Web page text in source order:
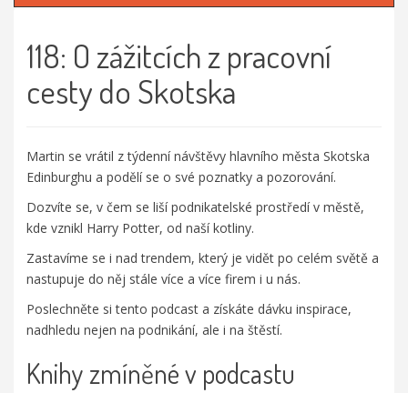
118: O zážitcích z pracovní
cesty do Skotska
Martin se vrátil z týdenní návštěvy hlavního města Skotska
Edinburghu a podělí se o své poznatky a pozorování.
Dozvíte se, v čem se liší podnikatelské prostředí v městě,
kde vznikl Harry Potter, od naší kotliny.
Zastavíme se i nad trendem, který je vidět po celém světě a
nastupuje do něj stále více a více firem i u nás.
Poslechněte si tento podcast a získáte dávku inspirace,
nadhledu nejen na podnikání, ale i na štěstí.
Knihy zmíněné v podcastu